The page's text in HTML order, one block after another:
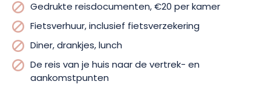
Gedrukte reisdocumenten, €20 per kamer
Fietsverhuur, inclusief fietsverzekering
Diner, drankjes, lunch
De reis van je huis naar de vertrek- en
aankomstpunten